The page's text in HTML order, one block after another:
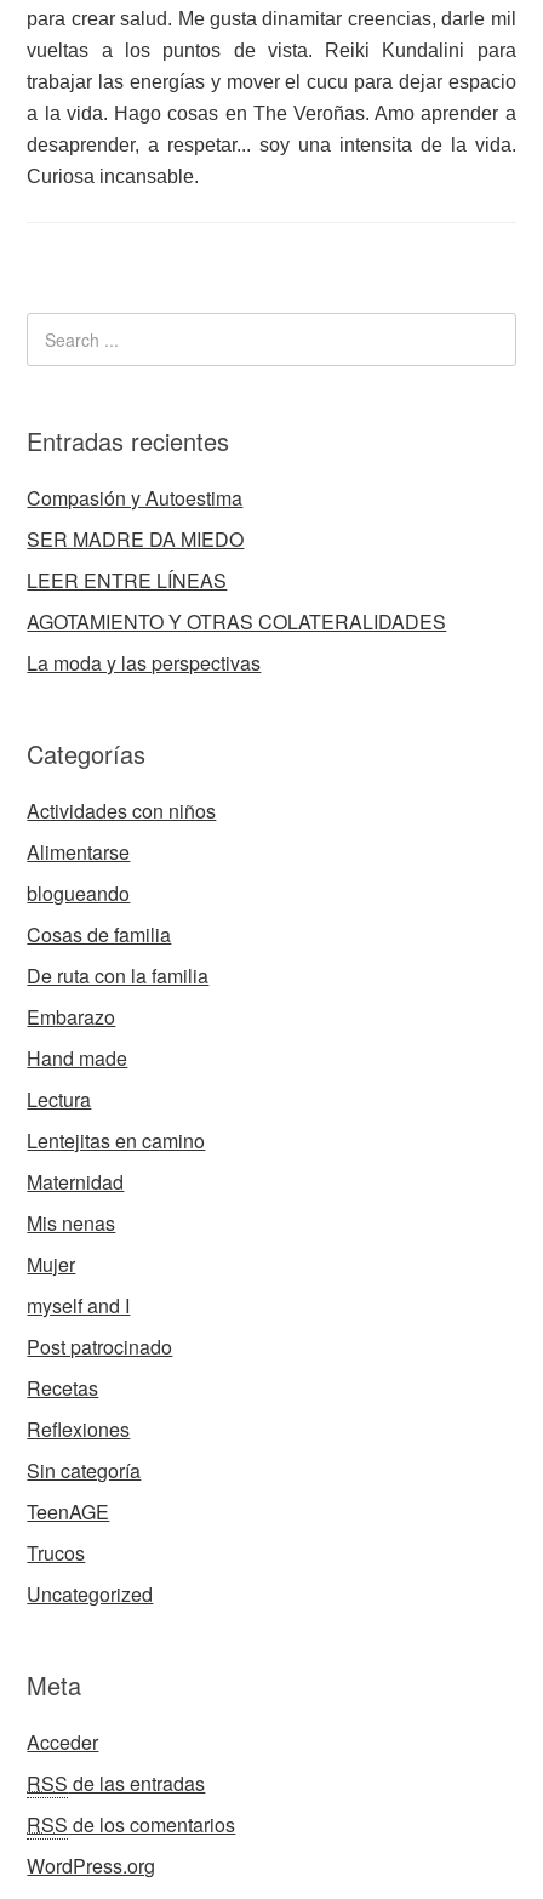
para crear salud. Me gusta dinamitar creencias, darle mil
vueltas a los puntos de vista. Reiki Kundalini para
trabajar las energías y mover el cucu para dejar espacio
a la vida. Hago cosas en The Veroñas. Amo aprender a
desaprender, a respetar... soy una intensita de la vida.
Curiosa incansable.
Entradas recientes
Compasión y Autoestima
SER MADRE DA MIEDO
LEER ENTRE LÍNEAS
AGOTAMIENTO Y OTRAS COLATERALIDADES
La moda y las perspectivas
Categorías
Actividades con niños
Alimentarse
blogueando
Cosas de familia
De ruta con la familia
Embarazo
Hand made
Lectura
Lentejitas en camino
Maternidad
Mis nenas
Mujer
myself and I
Post patrocinado
Recetas
Reflexiones
Sin categoría
TeenAGE
Trucos
Uncategorized
Meta
Acceder
RSS de las entradas
RSS de los comentarios
WordPress.org